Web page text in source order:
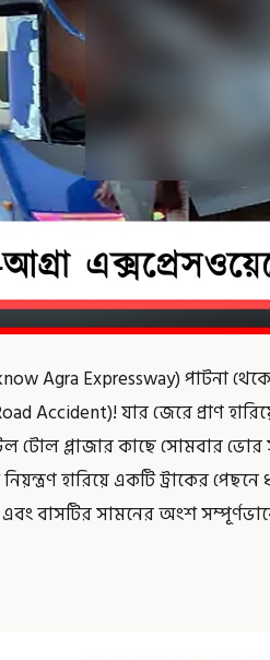
Agra Expressway) পাটনা
Accident)! যার জেরে প্রাণ
প্লাজার কাছে সোমবার ভোর
হারিয়ে একটি ট্রাকের পেছনে
বাসটির সামনের অংশ